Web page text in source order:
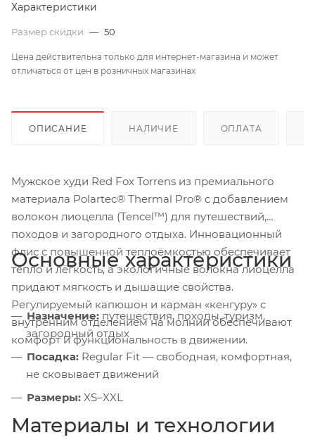
Характеристики
Размер скидки — 50
Цена действительна только для интернет-магазина и может
отличаться от цен в розничных магазинах
ОПИСАНИЕ НАЛИЧИЕ ОПЛАТА
Мужское худи Red Fox Torrens из премиального
материала Polartec® Thermal Pro® с добавлением
волокон лиоцелла (Tencel™) для путешествий,
походов и загородного отдыха. Инновационный
флис с повышенной теплоёмкостью обеспечивает
тепло и лёгкость, а экологичные волокна лиоцелла
придают мягкость и дышащие свойства.
Регулируемый капюшон и карман «кенгуру» с
внутренним отделением на молнии обеспечивают
комфорт и функциональность в движении.
Основные характеристики
Назначение: путешествия, походы, туризм,
загородный отдых
Посадка: Regular Fit — свободная, комфортная,
не сковывает движений
Размеры: XS–XXL
Материалы и технологии